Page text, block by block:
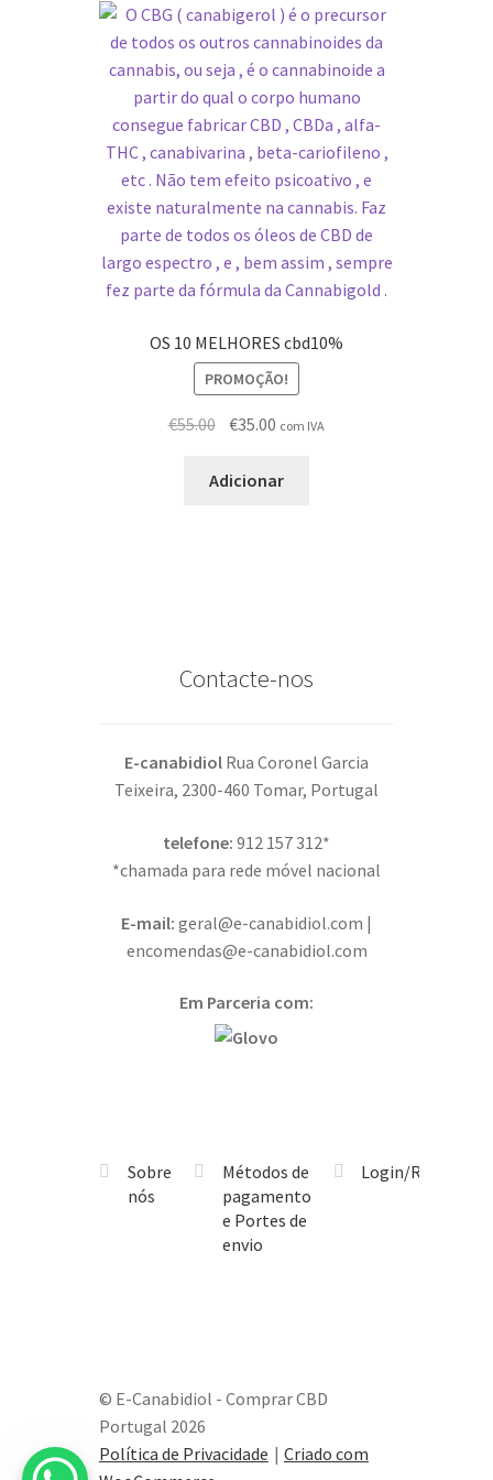
OS 10 MELHORES cbd10%
PROMOÇÃO!
€55.00 O
original
€35.00 O
atual
com IVA
Adicionar
Contacte-nos
E-canabidiol Rua Coronel Garcia
Teixeira, 2300-460 Tomar, Portugal
telefone: 912 157 312*
*chamada para rede móvel nacional
E-mail: geral@e-canabidiol.com |
encomendas@e-canabidiol.com
Em Parceria com:
Sobre
nós
Métodos de
pagamento
e Portes de
envio
Login/Registo
© E-Canabidiol - Comprar CBD
Portugal 2026
Política de Privacidade
Criado com